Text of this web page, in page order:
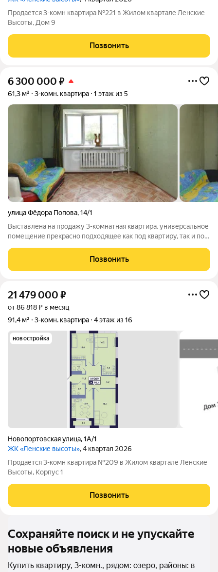
Продается 3-комн квартира №221 в Жилом квартале Ленские
Высоты, Дом 9
Позвонить
6 300 000 ₽
61,3 м² 3-комн. квартира 1 этаж из 5
улица Фёдора Попова,14/1
Выставлена на продажу 3-комнатная квартира, универсальное
помещение прекрасно подходящее как под квартиру, так и под
красоты до парикмахерской. Расположено на первом этаже,
площадью 61,3
Позвонить
21 479 000 ₽
от 86 818 ₽ в месяц
91,4 м²
3-комн. квартира 4 этаж из 16
новостройка
Новопортовская улица,1А/1
ЖК «Ленские высоты», 4 квартал 2026
Продается 3-комн квартира №209 в Жилом квартале Ленские
Высоты, Корпус 1
Позвонить
Сохраняйте поиск и не упускайте
новые объявления
Купить квартиру, 3-комн., рядом: озеро, районы: в